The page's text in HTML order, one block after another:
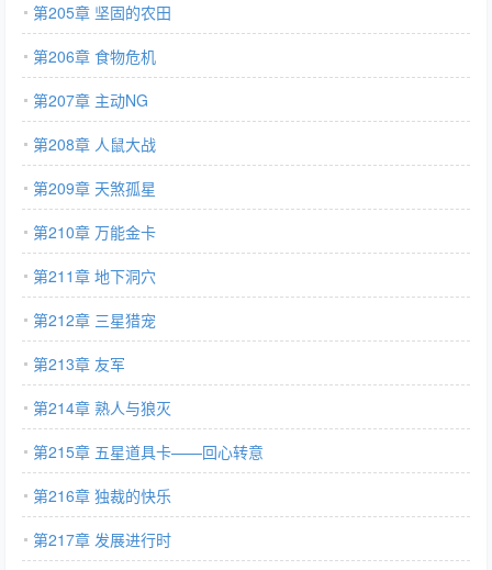
第205章 坚固的农田
第206章 食物危机
第207章 主动NG
第208章 人鼠大战
第209章 天煞孤星
第210章 万能金卡
第211章 地下洞穴
第212章 三星猎宠
第213章 友军
第214章 熟人与狼灭
第215章 五星道具卡——回心转意
第216章 独裁的快乐
第217章 发展进行时